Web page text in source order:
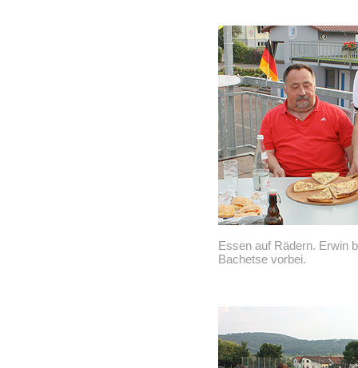
Essen auf Rädern. Erwin
Bachetse vorbei.